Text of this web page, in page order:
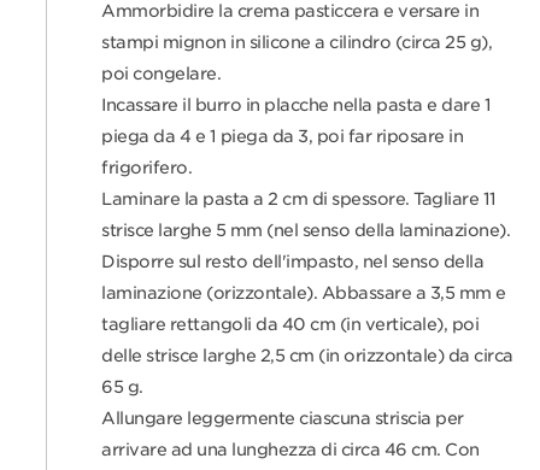
Ammorbidire la crema pasticcera e versare in
stampi mignon in silicone a cilindro (circa 25 g),
poi congelare.
Incassare il burro in placche nella pasta e dare 1
piega da 4 e 1 piega da 3, poi far riposare in
frigorifero.
Laminare la pasta a 2 cm di spessore. Tagliare 11
strisce larghe 5 mm (nel senso della laminazione).
Disporre sul resto dell'impasto, nel senso della
laminazione (orizzontale). Abbassare a 3,5 mm e
tagliare rettangoli da 40 cm (in verticale), poi
delle strisce larghe 2,5 cm (in orizzontale) da circa
65 g.
Allungare leggermente ciascuna striscia per
arrivare ad una lunghezza di circa 46 cm. Con